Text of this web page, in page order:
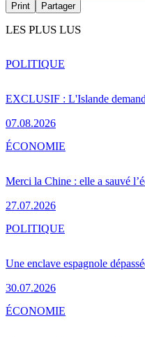
Print Partager
LES PLUS LUS
EXCLUSIF : L'Islande
07.08.2026
POLITIQUE
Merci la Chine : elle a sauvé
27.07.2026
ÉCONOMIE
Une enclave espagnole
30.07.2026
POLITIQUE
ÉCONOMIE